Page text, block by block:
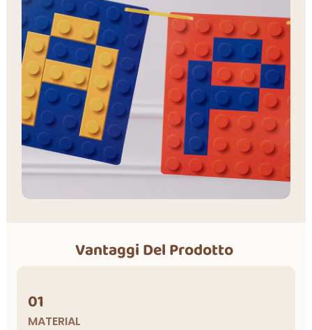
Vantaggi Del Prodotto
01
MATERIAL